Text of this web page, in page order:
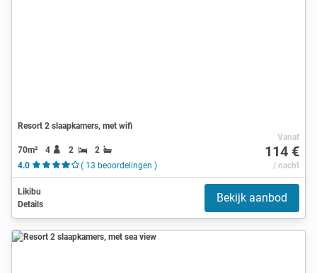
Resort 2 slaapkamers, met wifi
70m² 4 2
2
4.0
( 13 beoordelingen )
Vanaf
114 €
/ nacht
Likibu
Details
Bekijk aanbod